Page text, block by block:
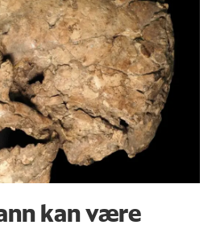
kan være